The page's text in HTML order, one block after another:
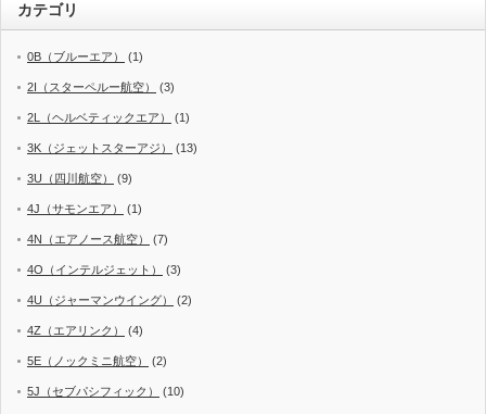
カテゴリ
0B（ブルーエア） (1)
2I（スターペルー航空） (3)
2L（ヘルベティックエア） (1)
3K（ジェットスターアジ） (13)
3U（四川航空） (9)
4J（サモンエア） (1)
4N（エアノース航空） (7)
4O（インテルジェット） (3)
4U（ジャーマンウイング） (2)
4Z（エアリンク） (4)
5E（ノックミニ航空） (2)
5J（セブパシフィック） (10)